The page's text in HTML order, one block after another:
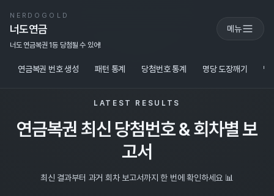
NERDOGOLD
너도연금
너도 연금복권 1등 당첨될 수 있어!
메뉴
연금복권 번호 생성 패턴 통계 당첨번호 통계 명당 도장깨기 당
LATEST RESULTS
연금복권 최신 당첨번호 & 회차별 보
고서
최신 결과부터 과거 회차 보고서까지 한 번에 확인하세요 📊